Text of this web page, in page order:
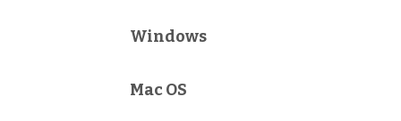
Windows
Mac OS